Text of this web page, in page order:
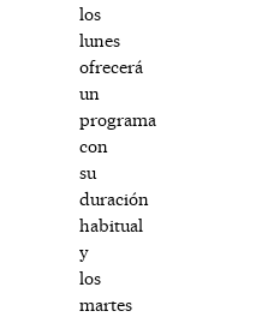
los
lunes
ofrecerá
un
programa
con
su
duración
habitual
y
los
martes